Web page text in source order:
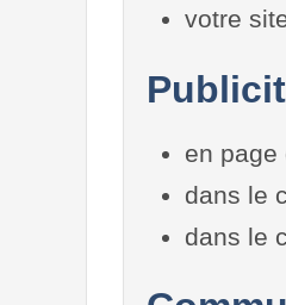
votre
en page
dans le
dans le